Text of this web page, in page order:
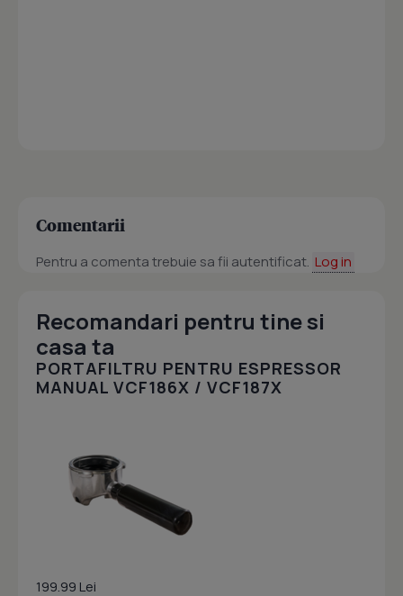
Comentarii
Pentru a comenta trebuie sa fii autentificat. Log in
Recomandari pentru tine si
casa ta
PORTAFILTRU PENTRU ESPRESSOR
MANUAL VCF186X / VCF187X
199.99 Lei